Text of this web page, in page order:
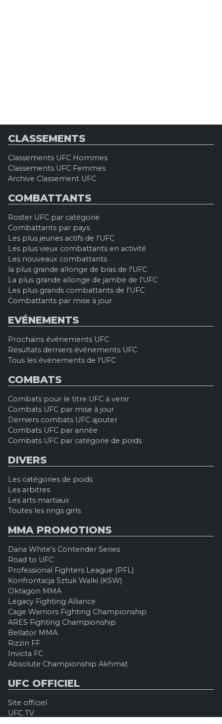
CLASSEMENTS
Classements UFC Hommes
Classements UFC Femmes
Archive Classement UFC
COMBATTANTS
Roster UFC par catégorie
Combattants par pays
Les plus jeunes actifs de l'UFC
Les plus vieux combattants en activité
Les nouveaux combattants
la plus grande allonge de bras de l'UFC
La plus grande allonge de jambe de l'UFC
Les plus grands combattants de l'UFC
Combattants par mise à jour
EVÉNEMENTS
Prochains événements UFC
Résultats derniers événements UFC
Tous les événements de l'UFC
COMBATS
Combats pour le titre UFC à venir
Combats UFC par mise à jour
Derniers combats UFC ajouter
Combats UFC par année
Combats UFC par catégorie de poids
DIVERS
Les catégories de poids
Les arbitres
Les arts martiaux
Toutes les rings girls
MMA PROMOTIONS
Dana White's Contender Series
Road to UFC
Professional Fighters League (PFL)
Konfrontacja Sztuk Walki (KSW)
Oktagon MMA
Legacy Fighting Alliance
Cage Warriors Fighting Championship
ARES Fighting Championship
Bellator MMA
Rizzin FF
Invicta FC
Absolute Championship Akhmat
UFC OFFICIEL
Site officiel
UFC TV